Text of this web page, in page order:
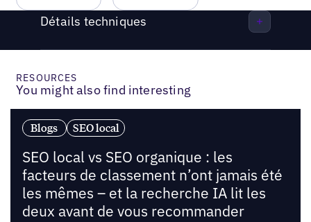
Détails techniques
RESOURCES
You might also find interesting
Blogs SEO local
SEO local vs SEO organique : les
facteurs de classement n’ont jamais été
les mêmes – et la recherche IA lit les
deux avant de vous recommander